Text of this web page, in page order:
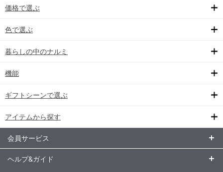
価格で選ぶ
色で選ぶ
暮らしの中のナルミ
機能
ギフトシーンで選ぶ
アイテムから探す
会員サービス
ヘルプ&ガイド